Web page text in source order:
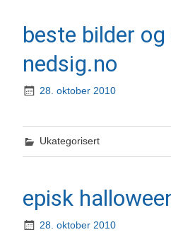
beste bilder
nedsig.no
28. oktober 2010
Ukategorisert
episk
28. oktober 2010